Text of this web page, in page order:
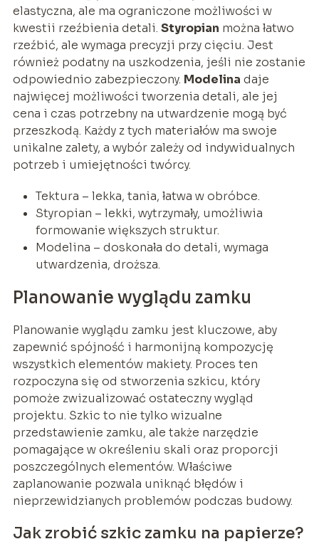
elastyczna, ale ma ograniczone możliwości w
kwestii rzeźbienia detali. Styropian można łatwo
rzeźbić, ale wymaga precyzji przy cięciu. Jest
również podatny na uszkodzenia, jeśli nie zostanie
odpowiednio zabezpieczony. Modelina daje
najwięcej możliwości tworzenia detali, ale jej
cena i czas potrzebny na utwardzenie mogą być
przeszkodą. Każdy z tych materiałów ma swoje
unikalne zalety, a wybór zależy od indywidualnych
potrzeb i umiejętności twórcy.
Tektura – lekka, tania, łatwa w obróbce.
Styropian – lekki, wytrzymały, umożliwia
formowanie większych struktur.
Modelina – doskonała do detali, wymaga
utwardzenia, droższa.
Planowanie wyglądu zamku
Planowanie wyglądu zamku jest kluczowe, aby
zapewnić spójność i harmonijną kompozycję
wszystkich elementów makiety. Proces ten
rozpoczyna się od stworzenia szkicu, który
pomoże zwizualizować ostateczny wygląd
projektu. Szkic to nie tylko wizualne
przedstawienie zamku, ale także narzędzie
pomagające w określeniu skali oraz proporcji
poszczególnych elementów. Właściwe
zaplanowanie pozwala uniknąć błędów i
nieprzewidzianych problemów podczas budowy.
Jak zrobić szkic zamku na papierze?